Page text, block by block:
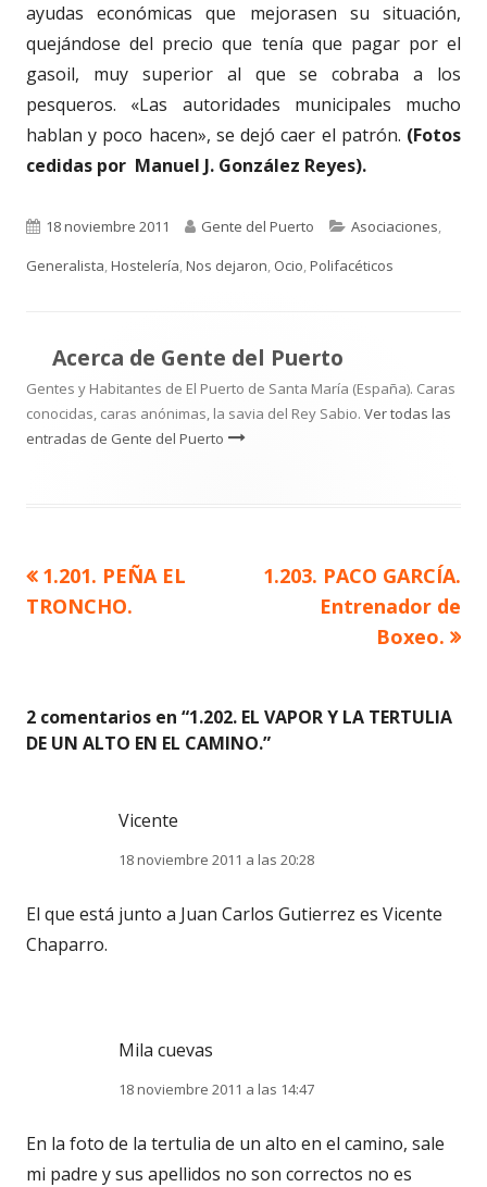
ayudas económicas que mejorasen su situación,
quejándose del precio que tenía que pagar por el
gasoil, muy superior al que se cobraba a los
pesqueros. «Las autoridades municipales mucho
hablan y poco hacen», se dejó caer el patrón. (Fotos
cedidas por Manuel J. González Reyes).
Publicado
el
18 noviembre 2011 Autor
Gente del Puerto Categorías
Asociaciones,
Generalista,Hostelería,Nos dejaron, Ocio,Polifacéticos
Acerca de Gente del Puerto
Gentes y Habitantes de El Puerto de Santa María (España). Caras
conocidas, caras anónimas, la savia del Rey Sabio. Ver todas las
entradas de Gente del Puerto
Navegación
Artículo
anterior
1.201. PEÑA EL
TRONCHO.
Artículo
siguiente
1.203. PACO GARCÍA.
Entrenador de
Boxeo.
2 comentarios en “1.202. EL VAPOR Y LA TERTULIA
DE UN ALTO EN EL CAMINO.”
Vicente
18 noviembre 2011 a las 20:28
El que está junto a Juan Carlos Gutierrez es Vicente
Chaparro.
Mila cuevas
18 noviembre 2011 a las 14:47
En la foto de la tertulia de un alto en el camino, sale
mi padre y sus apellidos no son correctos no es